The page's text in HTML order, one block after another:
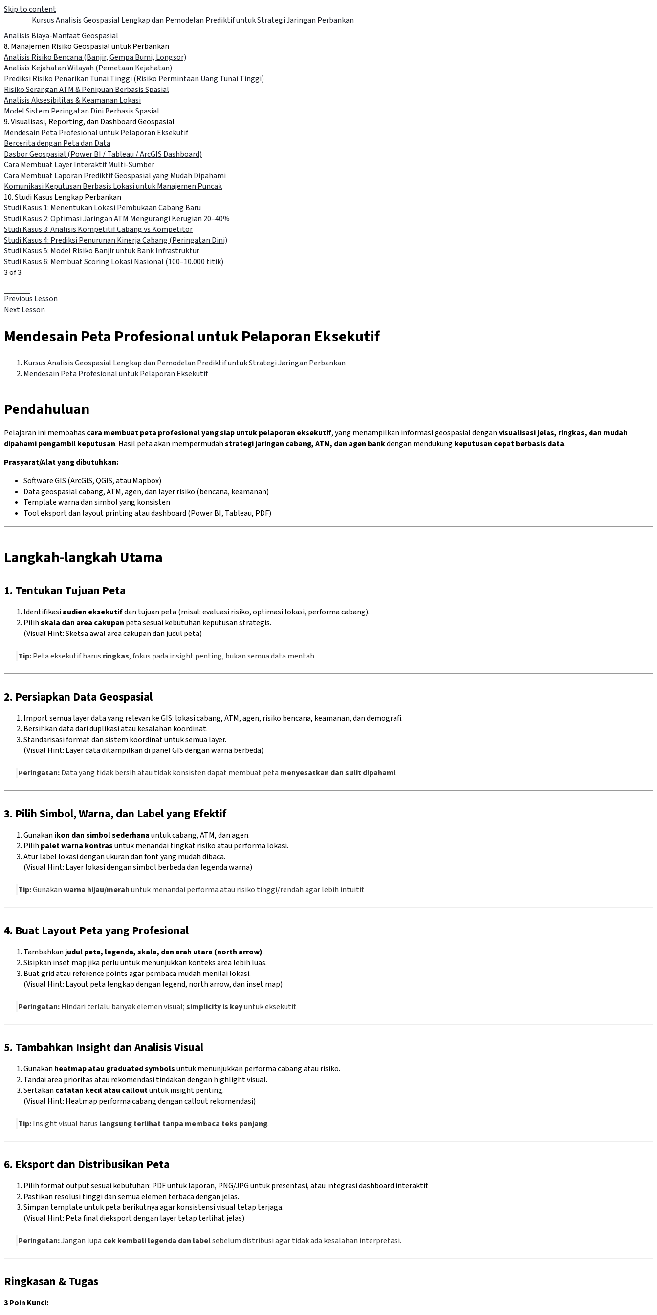
Skip to content
Kursus Analisis Geospasial Lengkap dan Pemodelan Prediktif untuk Strategi Jaringan Perbankan
Analisis Biaya-Manfaat Geospasial
8. Manajemen Risiko Geospasial untuk Perbankan
Analisis Risiko Bencana (Banjir, Gempa Bumi, Longsor)
Analisis Kejahatan Wilayah (Pemetaan Kejahatan)
Prediksi Risiko Penarikan Tunai Tinggi (Risiko Permintaan Uang Tunai Tinggi)
Risiko Serangan ATM & Penipuan Berbasis Spasial
Analisis Aksesibilitas & Keamanan Lokasi
Model Sistem Peringatan Dini Berbasis Spasial
9. Visualisasi, Reporting, dan Dashboard Geospasial
Mendesain Peta Profesional untuk Pelaporan Eksekutif
Bercerita dengan Peta dan Data
Dasbor Geospasial (Power BI / Tableau / ArcGIS Dashboard)
Cara Membuat Layer Interaktif Multi-Sumber
Cara Membuat Laporan Prediktif Geospasial yang Mudah Dipahami
Komunikasi Keputusan Berbasis Lokasi untuk Manajemen Puncak
10. Studi Kasus Lengkap Perbankan
Studi Kasus 1: Menentukan Lokasi Pembukaan Cabang Baru
Studi Kasus 2: Optimasi Jaringan ATM Mengurangi Kerugian 20–40%
Studi Kasus 3: Analisis Kompetitif Cabang vs Kompetitor
Studi Kasus 4: Prediksi Penurunan Kinerja Cabang (Peringatan Dini)
Studi Kasus 5: Model Risiko Banjir untuk Bank Infrastruktur
Studi Kasus 6: Membuat Scoring Lokasi Nasional (100–10.000 titik)
3 of 3
Previous Lesson
Next Lesson
Mendesain Peta Profesional untuk Pelaporan Eksekutif
Kursus Analisis Geospasial Lengkap dan Pemodelan Prediktif untuk Strategi Jaringan Perbankan
Mendesain Peta Profesional untuk Pelaporan Eksekutif
Pendahuluan
Pelajaran ini membahas cara membuat peta profesional yang siap untuk pelaporan eksekutif, yang menampilkan informasi geospasial denganvisualisasi jelas, ringkas, dan mudah
dipahami pengambil keputusan. Hasil peta akan mempermudahstrategi jaringan cabang, ATM, dan agen bankdengan mendukung keputusan cepat berbasis data.
Prasyarat/Alat yang dibutuhkan:
Software GIS (ArcGIS, QGIS, atau Mapbox)
Data geospasial cabang, ATM, agen, dan layer risiko (bencana, keamanan)
Template warna dan simbol yang konsisten
Tool eksport dan layout printing atau dashboard (Power BI, Tableau, PDF)
Langkah-langkah Utama
1. Tentukan Tujuan Peta
Identifikasiaudien eksekutifdan tujuan peta (misal: evaluasi risiko, optimasi lokasi, performa cabang).
Pilihskala dan area cakupan peta sesuai kebutuhan keputusan strategis.
(Visual Hint: Sketsa awal area cakupan dan judul peta)
Tip:Peta eksekutif harus ringkas, fokus pada insight penting, bukan semua data mentah.
2. Persiapkan Data Geospasial
Import semua layer data yang relevan ke GIS: lokasi cabang, ATM, agen, risiko bencana, keamanan, dan demografi.
Bersihkan data dari duplikasi atau kesalahan koordinat.
Standarisasi format dan sistem koordinat untuk semua layer.
(Visual Hint: Layer data ditampilkan di panel GIS dengan warna berbeda)
Peringatan:Data yang tidak bersih atau tidak konsisten dapat membuat peta menyesatkan dan sulit dipahami.
3. Pilih Simbol, Warna, dan Label yang Efektif
Gunakan ikon dan simbol sederhanauntuk cabang, ATM, dan agen.
Pilih palet warna kontrasuntuk menandai tingkat risiko atau performa lokasi.
Atur label lokasi dengan ukuran dan font yang mudah dibaca.
(Visual Hint: Layer lokasi dengan simbol berbeda dan legenda warna)
Tip:Gunakanwarna hijau/merahuntuk menandai performa atau risiko tinggi/rendah agar lebih intuitif.
4. Buat Layout Peta yang Profesional
Tambahkanjudul peta, legenda, skala, dan arah utara (north arrow).
Sisipkan inset map jika perlu untuk menunjukkan konteks area lebih luas.
Buat grid atau reference points agar pembaca mudah menilai lokasi.
(Visual Hint: Layout peta lengkap dengan legend, north arrow, dan inset map)
Peringatan:Hindari terlalu banyak elemen visual;simplicity is keyuntuk eksekutif.
5. Tambahkan Insight dan Analisis Visual
Gunakan heatmap atau graduated symbolsuntuk menunjukkan performa cabang atau risiko.
Tandai area prioritas atau rekomendasi tindakan dengan highlight visual.
Sertakan catatan kecil atau calloutuntuk insight penting.
(Visual Hint: Heatmap performa cabang dengan callout rekomendasi)
Tip:Insight visual harus langsung terlihat tanpa membaca teks panjang.
6. Eksport dan Distribusikan Peta
Pilih format output sesuai kebutuhan: PDF untuk laporan, PNG/JPG untuk presentasi, atau integrasi dashboard interaktif.
Pastikan resolusi tinggi dan semua elemen terbaca dengan jelas.
Simpan template untuk peta berikutnya agar konsistensi visual tetap terjaga.
(Visual Hint: Peta final dieksport dengan layer tetap terlihat jelas)
Peringatan:Jangan lupa cek kembali legenda dan labelsebelum distribusi agar tidak ada kesalahan interpretasi.
Ringkasan & Tugas
3 Poin Kunci: